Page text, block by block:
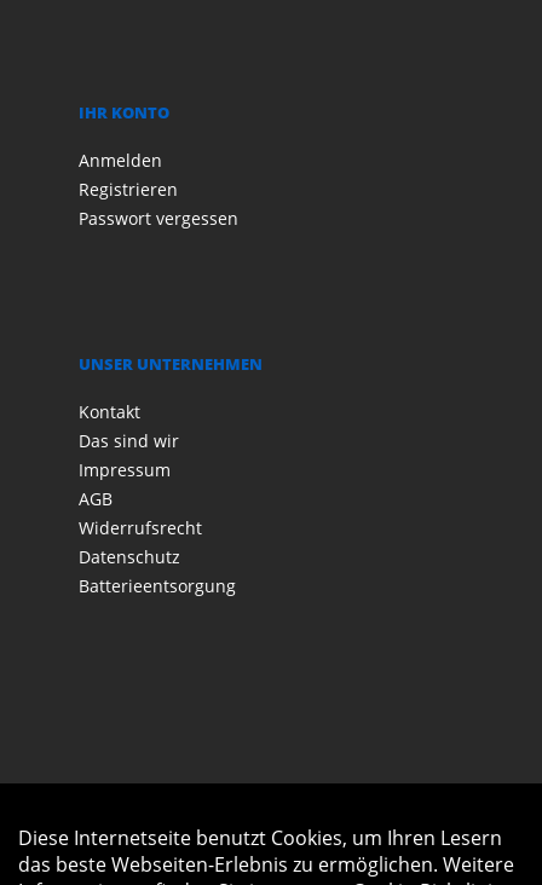
IHR KONTO
Anmelden
Registrieren
Passwort vergessen
UNSER UNTERNEHMEN
Kontakt
Das sind wir
Impressum
AGB
Widerrufsrecht
Datenschutz
Batterieentsorgung
Diese Internetseite benutzt Cookies, um Ihren Lesern
das beste Webseiten-Erlebnis zu ermöglichen. Weitere
Auftrag widerrufen